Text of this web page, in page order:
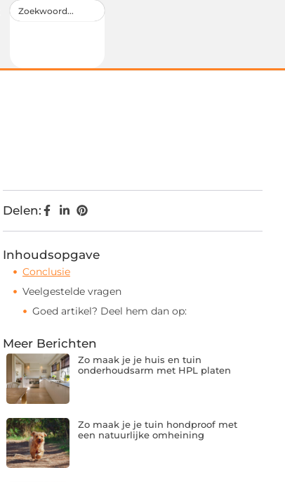
Delen:
Inhoudsopgave
Conclusie
Veelgestelde vragen
Goed artikel? Deel hem dan op:
Meer Berichten
Zo maak je je huis en tuin
onderhoudsarm met HPL platen
Zo maak je je tuin hondproof met
een natuurlijke omheining